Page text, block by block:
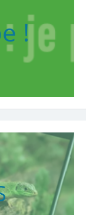
!